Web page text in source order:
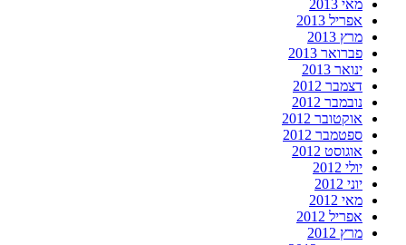
מאי 2013
אפריל 2013
מרץ 2013
פברואר 2013
ינואר 2013
דצמבר 2012
נובמבר 2012
אוקטובר 2012
ספטמבר 2012
אוגוסט 2012
יולי 2012
יוני 2012
מאי 2012
אפריל 2012
מרץ 2012